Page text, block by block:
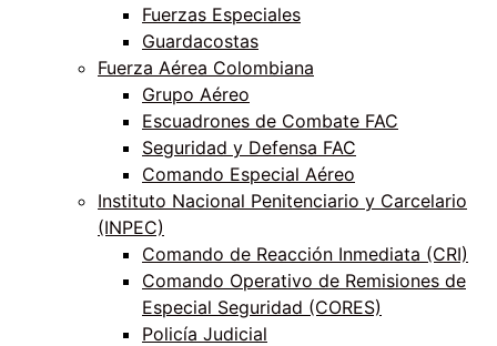
Fuerzas Especiales
Guardacostas
Fuerza Aérea Colombiana
Grupo Aéreo
Escuadrones de Combate FAC
Seguridad y Defensa FAC
Comando Especial Aéreo
Instituto Nacional Penitenciario y Carcelario
(INPEC)
Comando de Reacción Inmediata (CRI)
Comando Operativo de Remisiones de
Especial Seguridad (CORES)
Policía Judicial